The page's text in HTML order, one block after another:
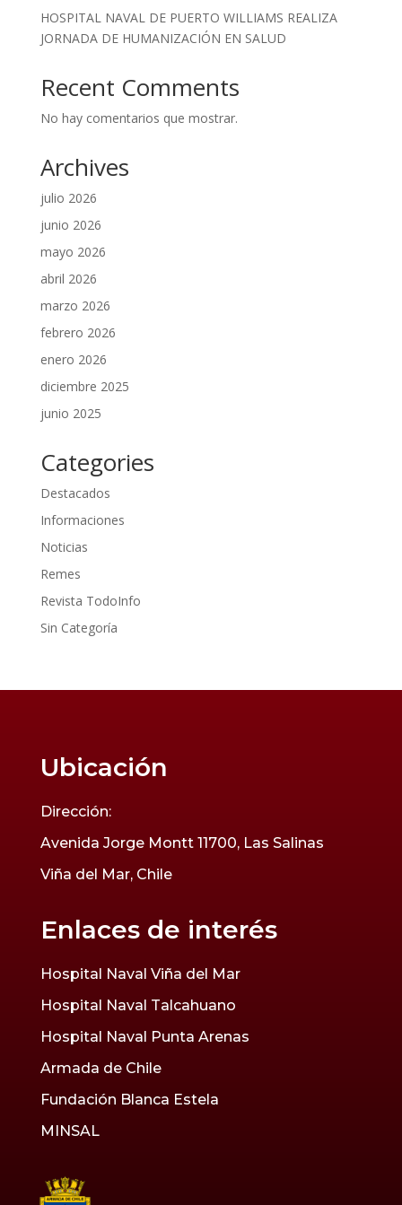
HOSPITAL NAVAL DE PUERTO WILLIAMS REALIZA
JORNADA DE HUMANIZACIÓN EN SALUD
Recent Comments
No hay comentarios que mostrar.
Archives
julio 2026
junio 2026
mayo 2026
abril 2026
marzo 2026
febrero 2026
enero 2026
diciembre 2025
junio 2025
Categories
Destacados
Informaciones
Noticias
Remes
Revista TodoInfo
Sin Categoría
Ubicación
Dirección:
Avenida Jorge Montt 11700, Las Salinas
Viña del Mar, Chile
Enlaces de interés
Hospital Naval Viña del Mar
Hospital Naval Talcahuano
Hospital Naval Punta Arenas
Armada de Chile
Fundación Blanca Estela
MINSAL